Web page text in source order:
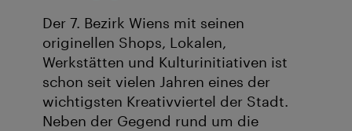
Der 7. Bezirk Wiens mit seinen
originellen Shops, Lokalen,
Werkstätten und Kulturinitiativen ist
schon seit vielen Jahren eines der
wichtigsten Kreativviertel der Stadt.
Neben der Gegend rund um die